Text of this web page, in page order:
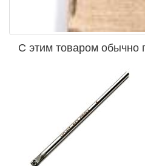
С этим товаром обычно